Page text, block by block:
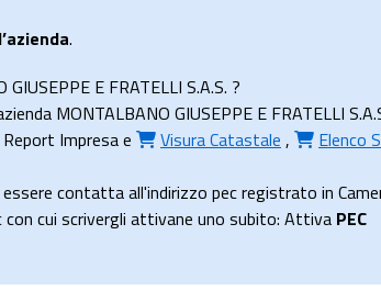
.
E FRATELLI S.A.S. ?
MONTALBANO GIUSEPPE E FRATELLI
Report Impresae Visura Catastale , Elenco
essere contatta all'indirizzo pec registrato in
con cui scrivergli attivane uno subito: Attiva PEC